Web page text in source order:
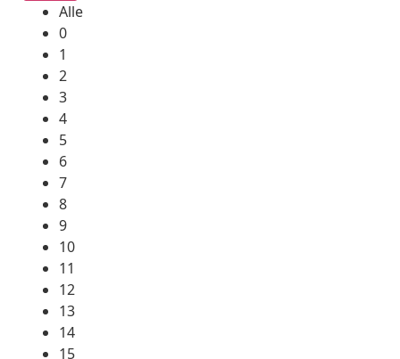
Alle
0
1
2
3
4
5
6
7
8
9
10
11
12
13
14
15